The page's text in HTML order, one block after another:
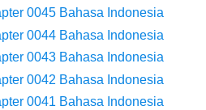
Milik Sanji
Liga Champions, Apa Klub Jagoan
Termasuk
0045 Bahasa Indonesia
0044 Bahasa Indonesia
0043 Bahasa Indonesia
0042 Bahasa Indonesia
0041 Bahasa Indonesia